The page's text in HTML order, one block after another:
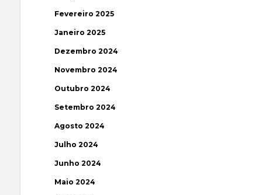
Fevereiro 2025
Janeiro 2025
Dezembro 2024
Novembro 2024
Outubro 2024
Setembro 2024
Agosto 2024
Julho 2024
Junho 2024
Maio 2024